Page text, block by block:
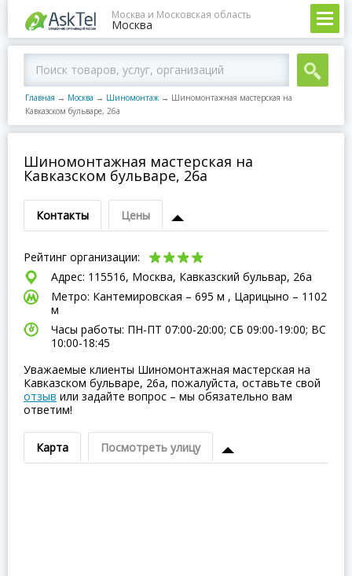
Москва и Московская область
Москва
Главная → Москва → Шиномонтаж → Шиномонтажная мастерская на
Кавказском бульваре, 26а
Шиномонтажная мастерская на
Кавказском бульваре, 26а
Контакты Цены
Рейтинг организации:
Адрес: 115516, Москва, Кавказский бульвар, 26а
Метро: Кантемировская – 695 м , Царицыно – 1102
м
Часы работы: ПН-ПТ 07:00-20:00; СБ 09:00-19:00; ВC
10:00-18:45
Уважаемые клиенты Шиномонтажная мастерская на
Кавказском бульваре, 26а, пожалуйста, оставьте свой
отзыв или задайте вопрос – мы обязательно вам
ответим!
Карта Посмотреть улицу